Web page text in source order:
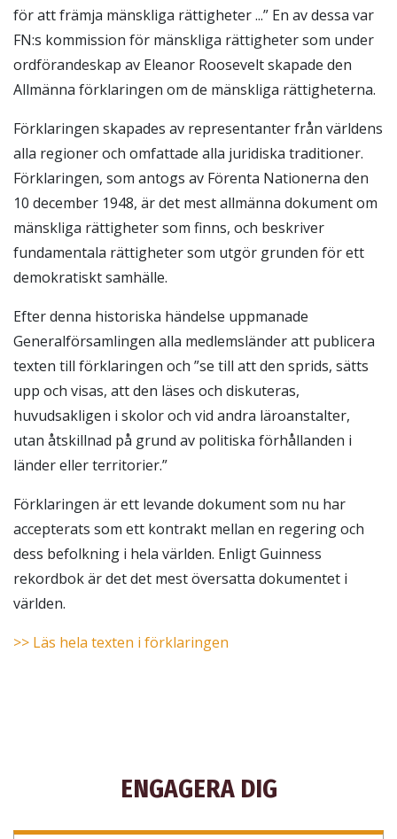
för att främja mänskliga rättigheter ...” En av dessa var
FN:s kommission för mänskliga rättigheter som under
ordförandeskap av Eleanor Roosevelt skapade den
Allmänna förklaringen om de mänskliga rättigheterna.
Förklaringen skapades av representanter från världens
alla regioner och omfattade alla juridiska traditioner.
Förklaringen, som antogs av Förenta Nationerna den
10 december 1948, är det mest allmänna dokument om
mänskliga rättigheter som finns, och beskriver
fundamentala rättigheter som utgör grunden för ett
demokratiskt samhälle.
Efter denna historiska händelse uppmanade
Generalförsamlingen alla medlemsländer att publicera
texten till förklaringen och ”se till att den sprids, sätts
upp och visas, att den läses och diskuteras,
huvudsakligen i skolor och vid andra läroanstalter,
utan åtskillnad på grund av politiska förhållanden i
länder eller territorier.”
Förklaringen är ett levande dokument som nu har
accepterats som ett kontrakt mellan en regering och
dess befolkning i hela världen. Enligt Guinness
rekordbok är det det mest översatta dokumentet i
världen.
>> Läs hela texten i förklaringen
ENGAGERA DIG